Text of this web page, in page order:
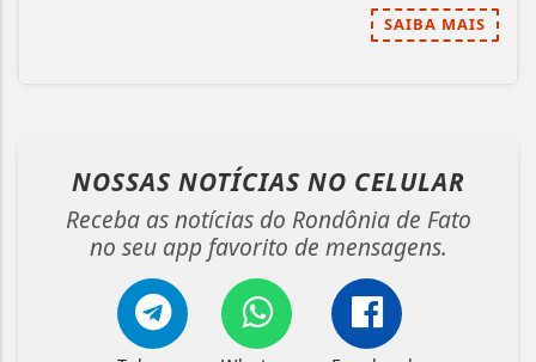
SAIBA MAIS
NOSSAS NOTÍCIAS NO CELULAR
Receba as notícias do Rondônia de Fato
no seu app favorito de mensagens.